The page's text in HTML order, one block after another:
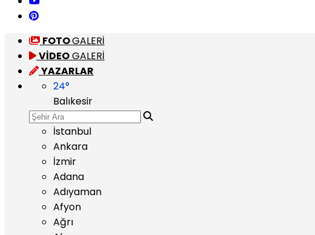
FOTOGALERİ
VİDEOGALERİ
YAZARLAR
24°
Balıkesir
İstanbul
Ankara
İzmir
Adana
Adıyaman
Afyon
Ağrı